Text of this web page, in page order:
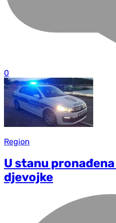
0
Region
U stanu
djevojke